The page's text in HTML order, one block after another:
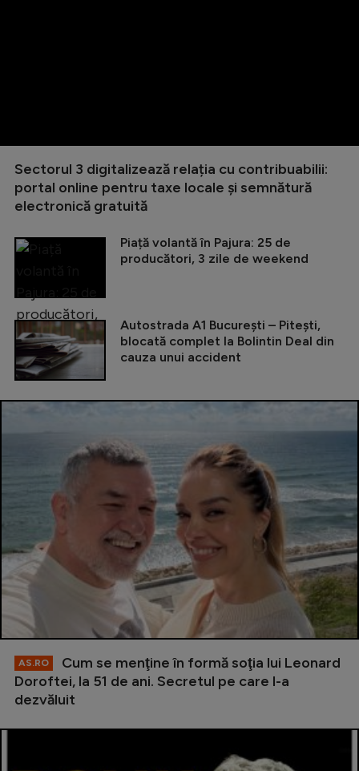
Sectorul 3 digitalizează relația cu contribuabilii:
portal online pentru taxe locale și semnătură
electronică gratuită
Piață volantă în Pajura: 25 de
producători, 3 zile de weekend
Autostrada A1 București – Pitești,
blocată complet la Bolintin Deal din
cauza unui accident
AS.RO
Cum se menţine în formă soţia lui Leonard
Doroftei, la 51 de ani. Secretul pe care l-a
dezvăluit